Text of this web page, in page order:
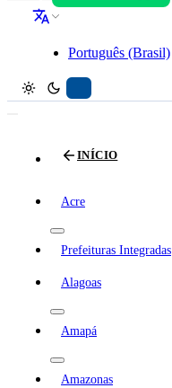
Português (Brasil)
INÍCIO
Acre
Prefeituras Integradas
Alagoas
Amapá
Amazonas